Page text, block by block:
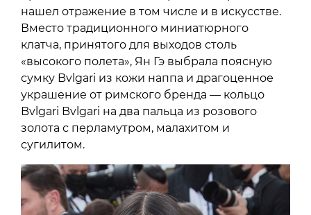
нашел отражение в том числе и в искусстве.
Вместо традиционного миниатюрного
клатча, принятого для выходов столь
«высокого полета», Ян Гэ выбрала поясную
сумку Bvlgari из кожи наппа и драгоценное
украшение от римского бренда — кольцо
Bvlgari Bvlgari на два пальца из розового
золота с перламутром, малахитом и
сугилитом.